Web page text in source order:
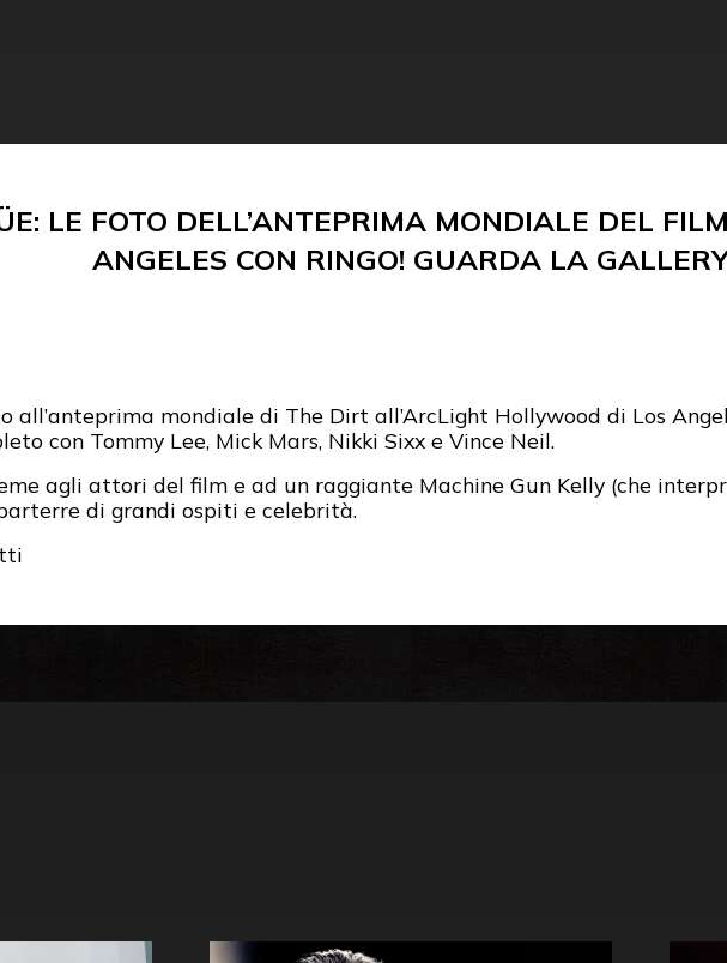
LE FOTO DELL’ANTEPRIMA MONDIALE DEL
ANGELES CON RINGO! GUARDA LA
all’anteprima mondiale di The Dirt all’ArcLight Hollywood di Los
con Tommy Lee, Mick Mars, Nikki Sixx e Vince Neil.
agli attori del film e ad un raggiante Machine Gun Kelly (che
di grandi ospiti e celebrità.